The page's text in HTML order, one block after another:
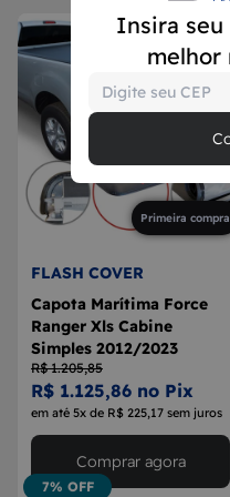
Insira seu
melhor
Primeira compra
FLASH COVER
Capota Marítima Force
Ranger Xls Cabine
Simples 2012/2023
R$ 1.205,85
R$ 1.125,86 no Pix
em até 5x de R$ 225,17 sem juros
7% OFF
Comprar agora